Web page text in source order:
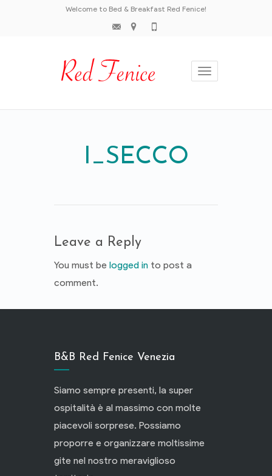
Welcome to Bed & Breakfast Red Fenice!
Toggle
I_SECCO
Leave a Reply
You must be logged in to post a
comment.
B&B Red Fenice Venezia
Siamo sempre presenti, la super
ospitalità è al massimo con molte
piacevoli sorprese. Possiamo
proporre e organizzare moltissime
gite nel nostro meraviglioso